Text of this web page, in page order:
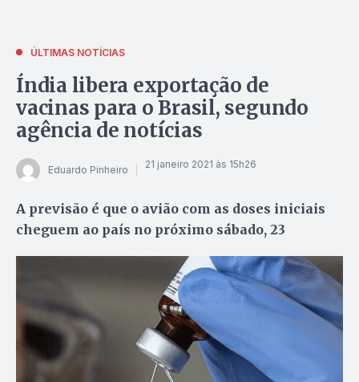
ÚLTIMAS NOTÍCIAS
Índia libera exportação de
vacinas para o Brasil, segundo
agência de notícias
Eduardo Pinheiro 21 janeiro 2021 às 15h26
A previsão é que o avião com as doses iniciais
cheguem ao país no próximo sábado, 23